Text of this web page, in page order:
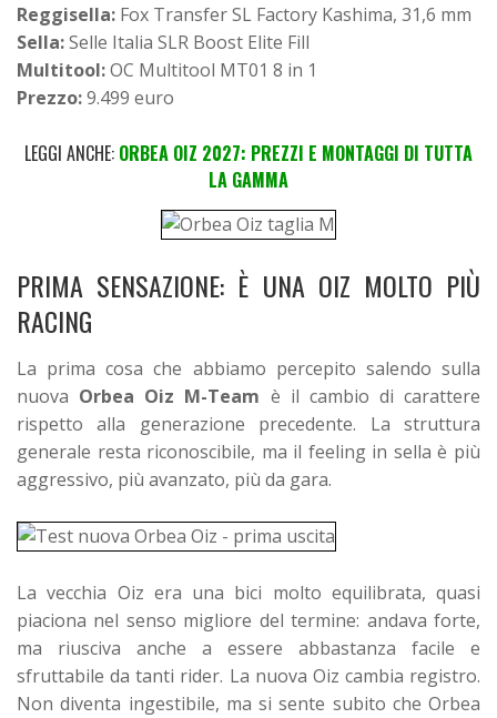
Reggisella: Fox Transfer SL Factory Kashima, 31,6 mm
Sella:Selle Italia SLR Boost Elite Fill
Multitool:OC Multitool MT01 8 in 1
Prezzo:9.499 euro
LEGGI ANCHE: ORBEA OIZ 2027: PREZZI E MONTAGGI DI TUTTA
LA GAMMA
PRIMA SENSAZIONE: È UNA OIZ MOLTO PIÙ
RACING
La prima cosa che abbiamo percepito salendo sulla
nuova Orbea Oiz M-Team è il cambio di carattere
rispetto alla generazione precedente. La struttura
generale resta riconoscibile, ma il feeling in sella è più
aggressivo, più avanzato, più da gara.
La vecchia Oiz era una bici molto equilibrata, quasi
piaciona nel senso migliore del termine: andava forte,
ma riusciva anche a essere abbastanza facile e
sfruttabile da tanti rider. La nuova Oiz cambia registro.
Non diventa ingestibile, ma si sente subito che Orbea